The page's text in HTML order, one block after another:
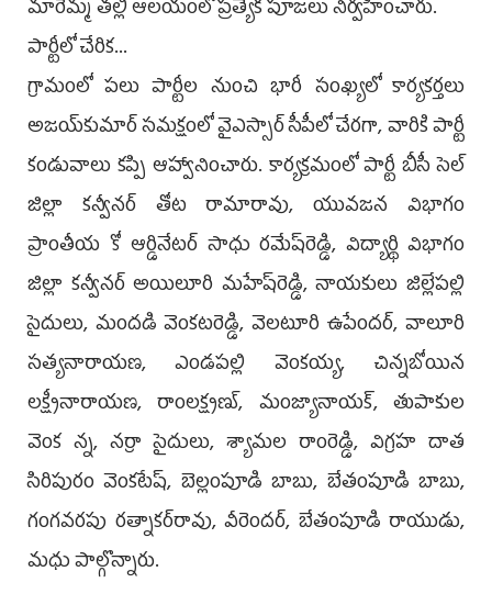
మారెమ్మ తల్లి ఆలయంలో ప్రత్యేక పూజలు నిర్వహించారు.
పార్టీలో చేరిక...
గ్రామంలో పలు పార్టీల నుంచి భారీ సంఖ్యలో కార్యకర్తలు
అజయ్‌కుమార్ సమక్షంలో వైఎస్సార్ సీపీలో చేరగా, వారికి పార్టీ
కండువాలు కప్పి ఆహ్వానించారు. కార్యక్రమంలో పార్టీ బీసీ సెల్
జిల్లా కన్వీనర్ తోట రామారావు, యువజన విభాగం
ప్రాంతీయ కో ఆర్డినేటర్ సాధు రమేష్‌రెడ్డి, విద్యార్థి విభాగం
జిల్లా కన్వీనర్ అయిలూరి మహేష్‌రెడ్డి, నాయకులు జిల్లేపల్లి
సైదులు, మందడి వెంకటరెడ్డి, వెలటూరి ఉపేందర్, వాలూరి
సత్యనారాయణ, ఎండపల్లి వెంకయ్య, చిన్నబోయిన
లక్ష్మీనారాయణ, రాంలక్ష్మణ్, మంజ్యానాయక్, తుపాకుల
వెంక న్న, నర్రా సైదులు, శ్యామల రాంరెడ్డి, విగ్రహ దాత
సిరిపురం వెంకటేష్, బెల్లంపూడి బాబు, బేతంపూడి బాబు,
గంగవరపు రత్నాకర్‌రావు, వీరెందర్, బేతంపూడి రాయుడు,
మధు పాల్గొన్నారు.